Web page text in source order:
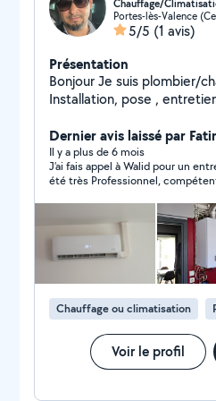
Chauffage/
Portes-lès-Valence
5/5 (1 avis)
Présentation
Bonjour Je suis plombier/chauffagiste depuis 9 ans ,
Installation, pose ,
Dernier avis laissé par
Il y a plus de 6 mois
J’ai fais appel à Walid pour un
été très Professionnel,
Chauffage ou climatisation
Voir le profil